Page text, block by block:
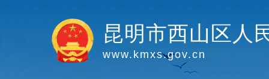
昆明市西山区人
www.kmxs.gov.cn